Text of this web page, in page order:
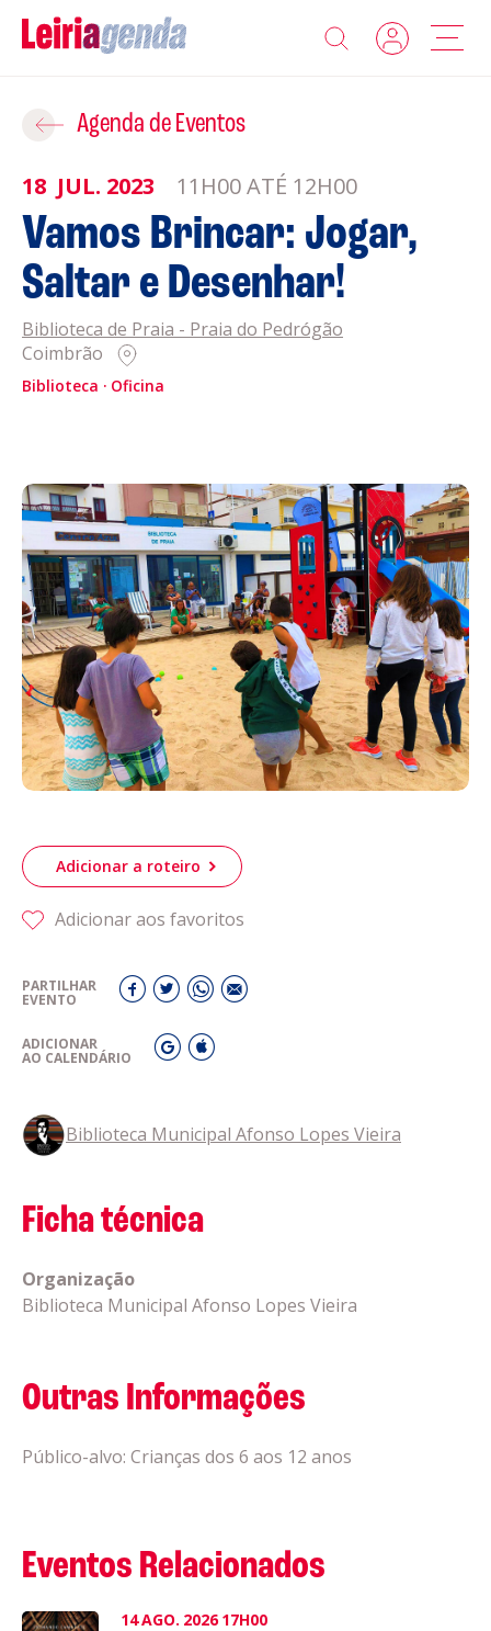
Agenda
Sobre a Leiriagenda
Promotores
Clubes Desportivos
Contactos
Política de Cookies
Acompanhe a Leiria Agenda
CULTURA
DESPORTO
Agenda de Eventos
18 JUL. 2023 11H00 ATÉ 12H00
Vamos Brincar: Jogar,
Saltar e Desenhar!
Biblioteca de Praia - Praia do Pedrógão
Coimbrão
Biblioteca Oficina
Adicionar a roteiro
Adicionar aos favoritos
PARTILHAR
EVENTO
ADICIONAR
AO CALENDÁRIO
Biblioteca Municipal Afonso Lopes Vieira
Ficha técnica
Organização
Biblioteca Municipal Afonso Lopes Vieira
Outras Informações
Público-alvo: Crianças dos 6 aos 12 anos
Eventos Relacionados
14AGO. 2026 17H00
Adicionar ao Roteiro
ROTEIROS EXISTENTES
CRIAR NOVO